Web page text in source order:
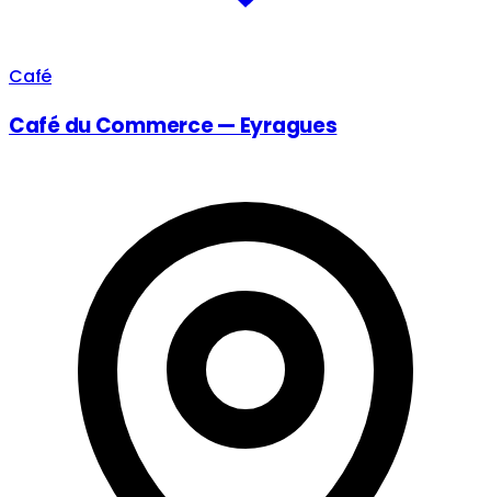
Café
Café du Commerce — Eyragues